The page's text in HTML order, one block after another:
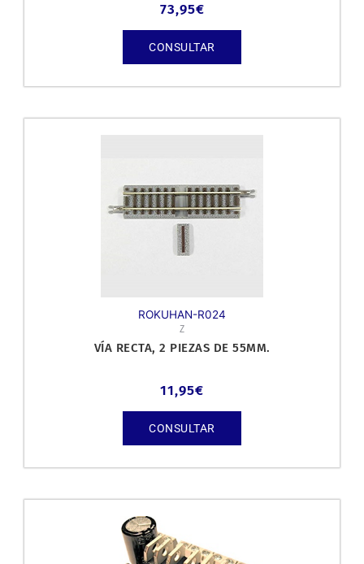
73,95€
CONSULTAR
ROKUHAN-R024
Z
VÍA RECTA, 2 PIEZAS DE 55MM.
11,95€
CONSULTAR